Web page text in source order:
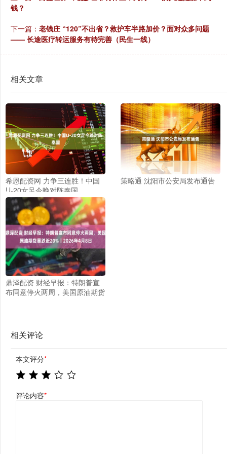
钱？
下一篇： 老钱庄 “120”不出省？救护车半路加价？面对众多问题
—— 长途医疗转运服务有待完善（民生一线）
相关文章
希恩配资网 力争三连胜！中国
U-20女足今晚对阵泰国
策略通 沈阳市公安局发布通告
鼎泽配资 财经早报：特朗普宣
布同意停火两周，美国原油期货
相关评论
本文评分*
评论内容*